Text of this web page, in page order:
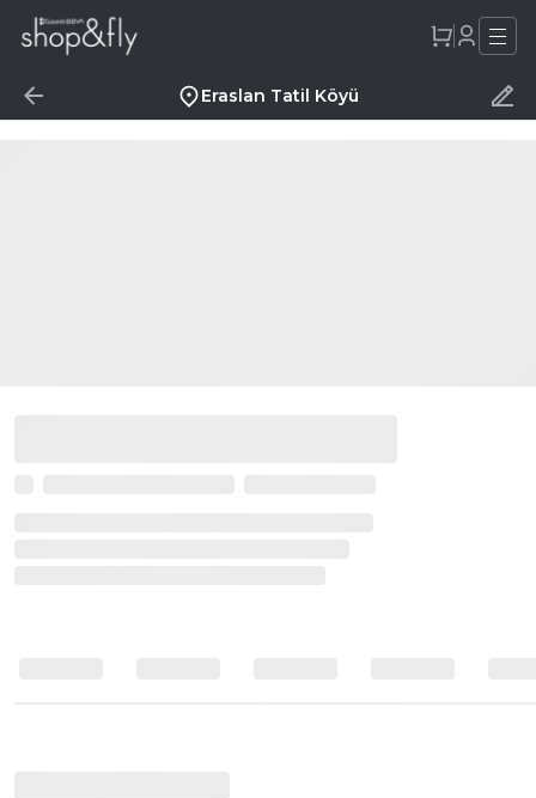
Eraslan Tatil Köyü